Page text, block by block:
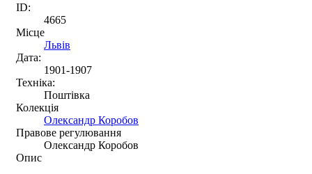
ID:
4665
Місце
Львів
Дата:
1901-1907
Техніка:
Поштівка
Колекція
Олександр Коробов
Правове регулювання
Олександр Коробов
Опис